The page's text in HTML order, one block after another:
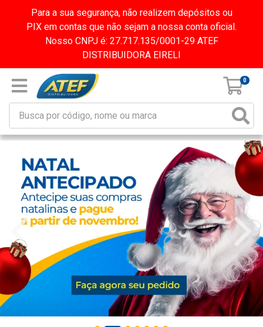
Para a sua segurança, não realizem depósitos ou
PIX em contas que não sejam a nossa conta oficial.
Nosso CNPJ é: 27.717.135/0001-29 ATEF
DISTRIBUIDORA EIRELI
0